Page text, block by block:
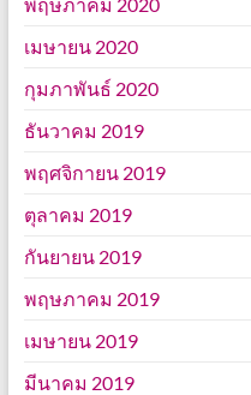
เมษายน 2020
กุมภาพันธ์ 2020
ธันวาคม 2019
พฤศจิกายน 2019
ตุลาคม 2019
กันยายน 2019
พฤษภาคม 2019
เมษายน 2019
มีนาคม 2019